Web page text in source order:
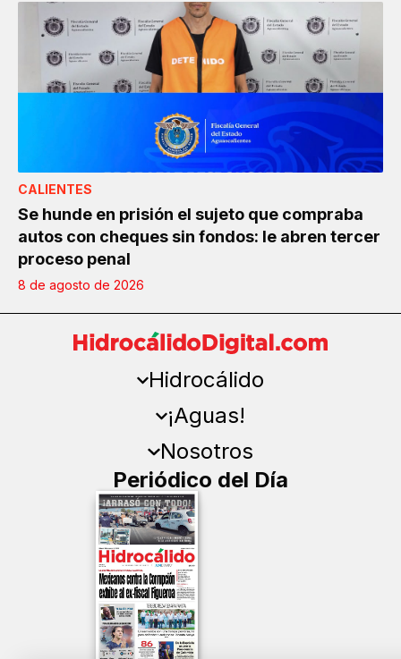
CALIENTES
Se hunde en prisión el sujeto que compraba
autos con cheques sin fondos: le abren tercer
proceso penal
8 de agosto de 2026
Hidrocálido
¡Aguas!
Nosotros
Periódico del Día